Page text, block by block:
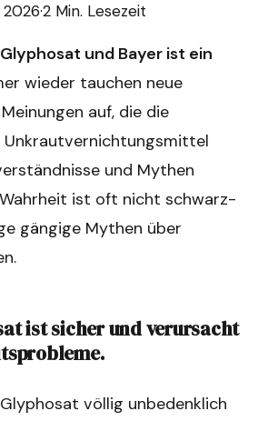
2026·2 Min. Lesezeit
und Bayer ist ein
wieder tauchen neue
auf, die die
Unkrautvernichtungsmittel
und Mythen
ist oft nicht schwarz-
gängige Mythen über
ist sicher und verursacht
völlig unbedenklich